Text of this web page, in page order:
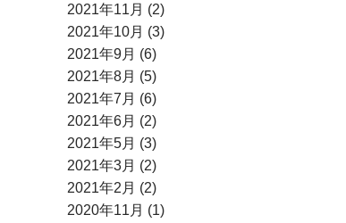
2021年11月 (2)
2021年10月 (3)
2021年9月 (6)
2021年8月 (5)
2021年7月 (6)
2021年6月 (2)
2021年5月 (3)
2021年3月 (2)
2021年2月 (2)
2020年11月 (1)